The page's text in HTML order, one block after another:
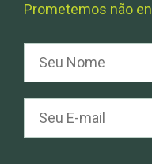
Prometemos não